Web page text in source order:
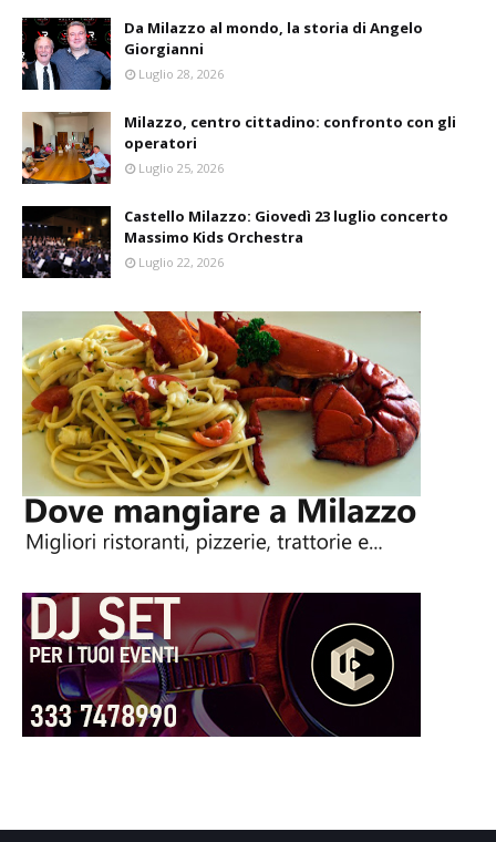
Da Milazzo al mondo, la storia di Angelo
Giorgianni
Luglio 28, 2026
Milazzo, centro cittadino: confronto con gli
operatori
Luglio 25, 2026
Castello Milazzo: Giovedì 23 luglio concerto
Massimo Kids Orchestra
Luglio 22, 2026